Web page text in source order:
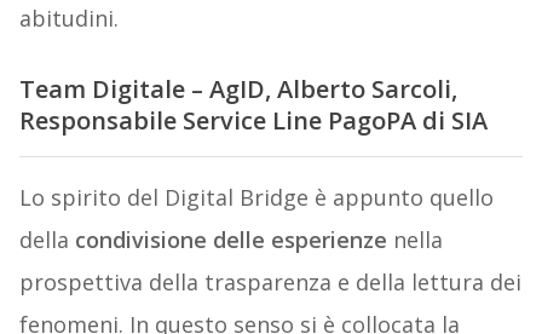
abitudini.
Team Digitale – AgID, Alberto Sarcoli,
Responsabile Service Line PagoPA di SIA
Lo spirito del Digital Bridge è appunto quello
della condivisione delle esperienze nella
prospettiva della trasparenza e della lettura dei
fenomeni. In questo senso si è collocata la